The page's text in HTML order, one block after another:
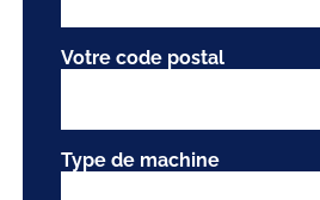
Votre code postal
Type de machine